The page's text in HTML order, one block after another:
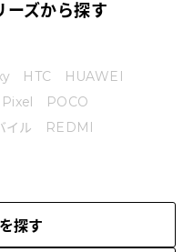
ズから探す
HTC
HUAWEI
Pixel
POCO
イル
REDMI
探す